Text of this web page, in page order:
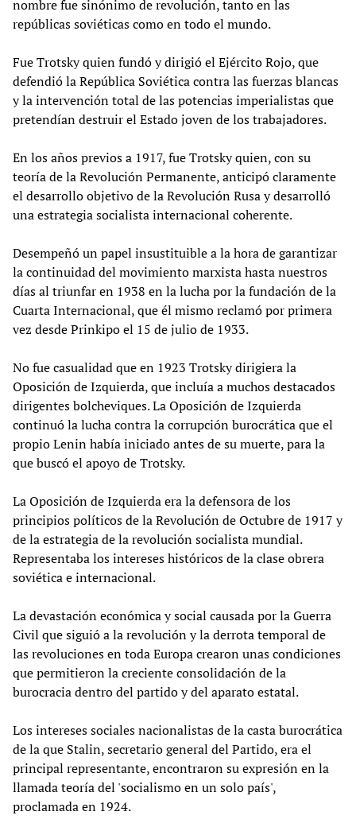
nombre fue sinónimo de revolución, tanto en las
repúblicas soviéticas como en todo el mundo.
Fue Trotsky quien fundó y dirigió el Ejército Rojo, que
defendió la República Soviética contra las fuerzas blancas
y la intervención total de las potencias imperialistas que
pretendían destruir el Estado joven de los trabajadores.
En los años previos a 1917, fue Trotsky quien, con su
teoría de la Revolución Permanente, anticipó claramente
el desarrollo objetivo de la Revolución Rusa y desarrolló
una estrategia socialista internacional coherente.
Desempeñó un papel insustituible a la hora de garantizar
la continuidad del movimiento marxista hasta nuestros
días al triunfar en 1938 en la lucha por la fundación de la
Cuarta Internacional, que él mismo reclamó por primera
vez desde Prinkipo el 15 de julio de 1933.
No fue casualidad que en 1923 Trotsky dirigiera la
Oposición de Izquierda, que incluía a muchos destacados
dirigentes bolcheviques. La Oposición de Izquierda
continuó la lucha contra la corrupción burocrática que el
propio Lenin había iniciado antes de su muerte, para la
que buscó el apoyo de Trotsky.
La Oposición de Izquierda era la defensora de los
principios políticos de la Revolución de Octubre de 1917 y
de la estrategia de la revolución socialista mundial.
Representaba los intereses históricos de la clase obrera
soviética e internacional.
La devastación económica y social causada por la Guerra
Civil que siguió a la revolución y la derrota temporal de
las revoluciones en toda Europa crearon unas condiciones
que permitieron la creciente consolidación de la
burocracia dentro del partido y del aparato estatal.
Los intereses sociales nacionalistas de la casta burocrática
de la que Stalin, secretario general del Partido, era el
principal representante, encontraron su expresión en la
llamada teoría del 'socialismo en un solo país',
proclamada en 1924.